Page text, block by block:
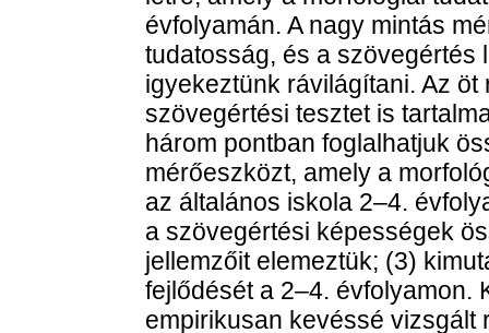
évfolyamán. A nagy mintás
tudatosság, és a szövegértés
igyekeztünk rávilágítani. Az
szövegértési tesztet is
három pontban foglalhatjuk
mérőeszközt, amely a
az általános iskola 2–4.
a szövegértési képességek
jellemzőit elemeztük; (3)
fejlődését a 2–4. évfolyamon.
empirikusan kevéssé vizsgált